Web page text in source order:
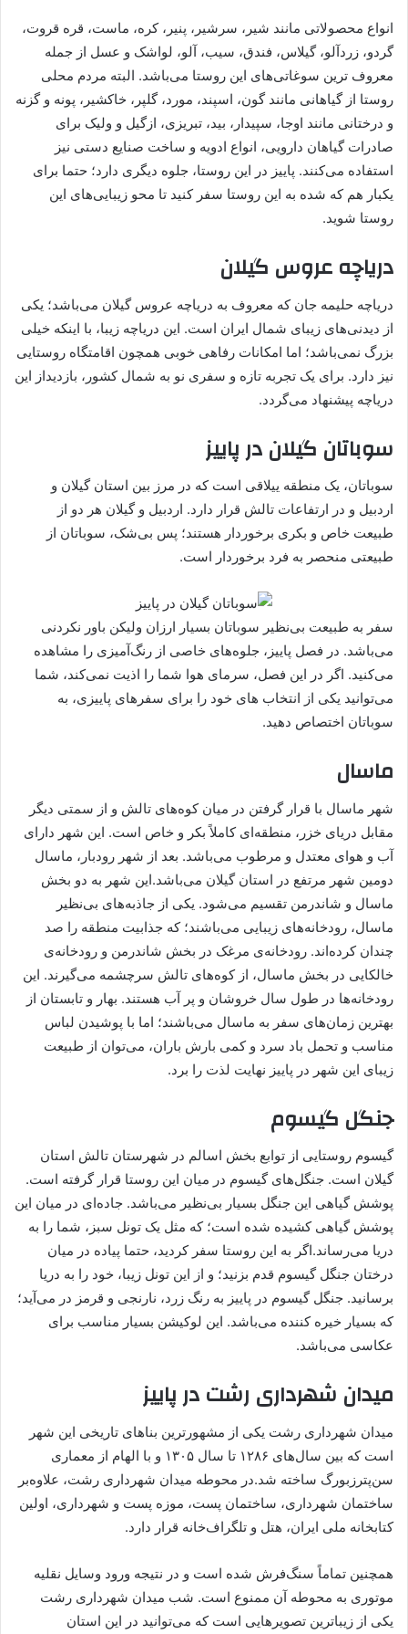
انواع محصولاتی مانند شیر، سرشیر، پنیر، کره، ماست، قره قروت،
گردو، زردآلو، گیلاس، فندق، سیب، آلو، لواشک و عسل از جمله
معروف ترین سوغاتی‌های این روستا می‌باشد. البته مردم محلی
روستا از گیاهانی مانند گون، اسپند، مورد، گلپر، خاکشیر، پونه‌ و گزنه
و درختانی مانند اوجا، سپیدار، بید، تبریزی، ازگیل و ولیک برای
صادرات گیاهان دارویی، انواع ادویه و ساخت صنایع دستی نیز
استفاده می‌کنند. پاییز در این روستا، جلوه دیگری دارد؛ حتما برای
یکبار هم که شده به این روستا سفر کنید تا محو زیبایی‌های این
روستا شوید.
دریاچه عروس گیلان
دریاچه حلیمه جان که معروف به دریاچه عروس گیلان می‌باشد؛ یکی
از دیدنی‌های زیبای شمال ایران است. این دریاچه زیبا، با اینکه خیلی
بزرگ نمی‌باشد؛ اما امکانات رفاهی خوبی همچون اقامتگاه روستایی
نیز دارد. برای یک تجربه تازه و سفری نو به شمال کشور، بازدیداز این
دریاچه پیشنهاد می‌گردد.
سوباتان گیلان در پاییز
سوباتان، یک منطقه ییلاقی است که در مرز بین استان گیلان و
اردبیل و در ارتفاعات تالش قرار دارد. اردبیل و گیلان هر دو از
طبیعت خاص و بکری برخوردار هستند؛ پس بی‌شک، سوباتان از
طبیعتی منحصر به فرد برخوردار است.
سفر به طبیعت بی‌نظیر سوباتان بسیار ارزان ولیکن باور نکردنی
می‌باشد. در فصل پاییز، جلوه‌های خاصی از رنگ‌آمیزی را مشاهده
می‌کنید. اگر در این فصل، سرمای هوا شما را اذیت نمی‌کند، شما
می‌توانید یکی از انتخاب های خود را برای سفرهای پاییزی، به
سوباتان اختصاص دهید.
ماسال
شهر ماسال با قرار گرفتن در میان کوه‌های تالش و از سمتی دیگر
مقابل دریای خزر، منطقه‌ای کاملاً بکر و خاص است. این شهر دارای
آب و هوای معتدل و مرطوب می‌باشد. بعد از شهر رودبار، ماسال
دومین شهر مرتفع در استان گیلان می‌باشد.این شهر به دو بخش
ماسال و شاندرمن تقسیم می‌شود. یکی از جاذبه‌های بی‌نظیر
ماسال، رودخانه‌های زیبایی می‌باشند؛ که جذابیت منطقه را صد
چندان کرده‌اند. رودخانه‌ی مرغک در بخش شاندرمن و رودخانه‌ی
خالکایی در بخش ماسال، از کوه‌های تالش سرچشمه می‌گیرند. این
رودخانه‌ها در طول سال خروشان و پر آب هستند. بهار و تابستان از
بهترین زمان‌های سفر به ماسال می‌باشند؛ اما با پوشیدن لباس
مناسب و تحمل باد سرد و کمی بارش باران، می‌توان از طبیعت
زیبای این شهر در پاییز نهایت لذت را برد.
جنگل گیسوم
گیسوم روستایی از توابع بخش اسالم در شهرستان تالش استان
گیلان است. جنگل‌های گیسوم در میان این روستا قرار گرفته است.
پوشش گیاهی این جنگل بسیار بی‌نظیر می‌باشد. جاده‌ای در میان این
پوشش گیاهی کشیده شده است؛ که مثل یک تونل سبز، شما را به
دریا می‌رساند.اگر به این روستا سفر کردید، حتما پیاده در میان
درختان جنگل گیسوم قدم بزنید؛ و از این تونل زیبا، خود را به دریا
برسانید. جنگل گیسوم در پاییز به رنگ زرد، نارنجی و قرمز در می‌آید؛
که بسیار خیره کننده می‌باشد. این لوکیشن بسیار مناسب برای
عکاسی می‌باشد.
میدان شهرداری رشت در پاییز
میدان شهرداری رشت یکی از مشهورترین بناهای تاریخی این شهر
است که بین سال‌های ۱۲۸۶ تا سال ۱۳۰۵ و با الهام از معماری
سن‌پترزبورگ ساخته شد.در محوطه میدان شهرداری رشت، علاوه‌بر
ساختمان شهرداری، ساختمان پست، موزه پست و شهرداری، اولین
کتابخانه ملی ایران، هتل و تلگراف‌خانه قرار دارد.
همچنین تماماً سنگ‌فرش شده است و در نتیجه ورود وسایل نقلیه
موتوری به محوطه آن ممنوع است. شب میدان شهرداری رشت
یکی از زیباترین تصویرهایی است که می‌توانید در این استان